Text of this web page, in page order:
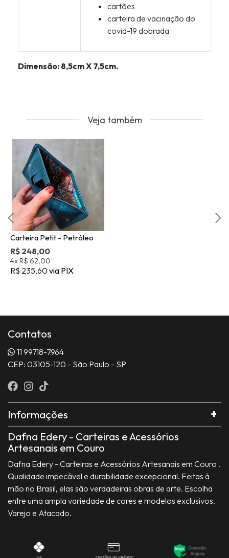
cartões
carteira de vacinação do
covid-19 dobrada
Dimensão: 8,5cm X 7,5cm.
Veja também
Carteira Petit - Petróleo
R$ 248,00
4x R$ 62,00
R$ 235,60 via PIX
Contatos
11 99718-7964
CEP: 03105-120 - São Paulo - SP
Informações
Dafna Edery - Carteiras e Acessórios
Artesanais em Couro
Dafna Edery - Carteiras e Acessórios Artesanais em Couro .
Qualidade impecável e durabilidade excepcional. Feitas à
mão no Brasil, elas são verdadeiras obras de arte. Escolha
entre uma ampla variedade de cores e modelos exclusivos.
Varejo e Atacado.